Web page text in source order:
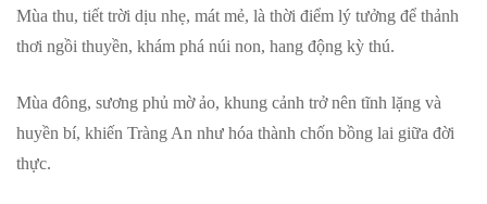
Mùa thu, tiết trời dịu nhẹ, mát mẻ, là thời điểm lý tưởng để thảnh
thơi ngồi thuyền, khám phá núi non, hang động kỳ thú.
Mùa đông, sương phủ mờ ảo, khung cảnh trở nên tĩnh lặng và
huyền bí, khiến Tràng An như hóa thành chốn bồng lai giữa đời
thực.